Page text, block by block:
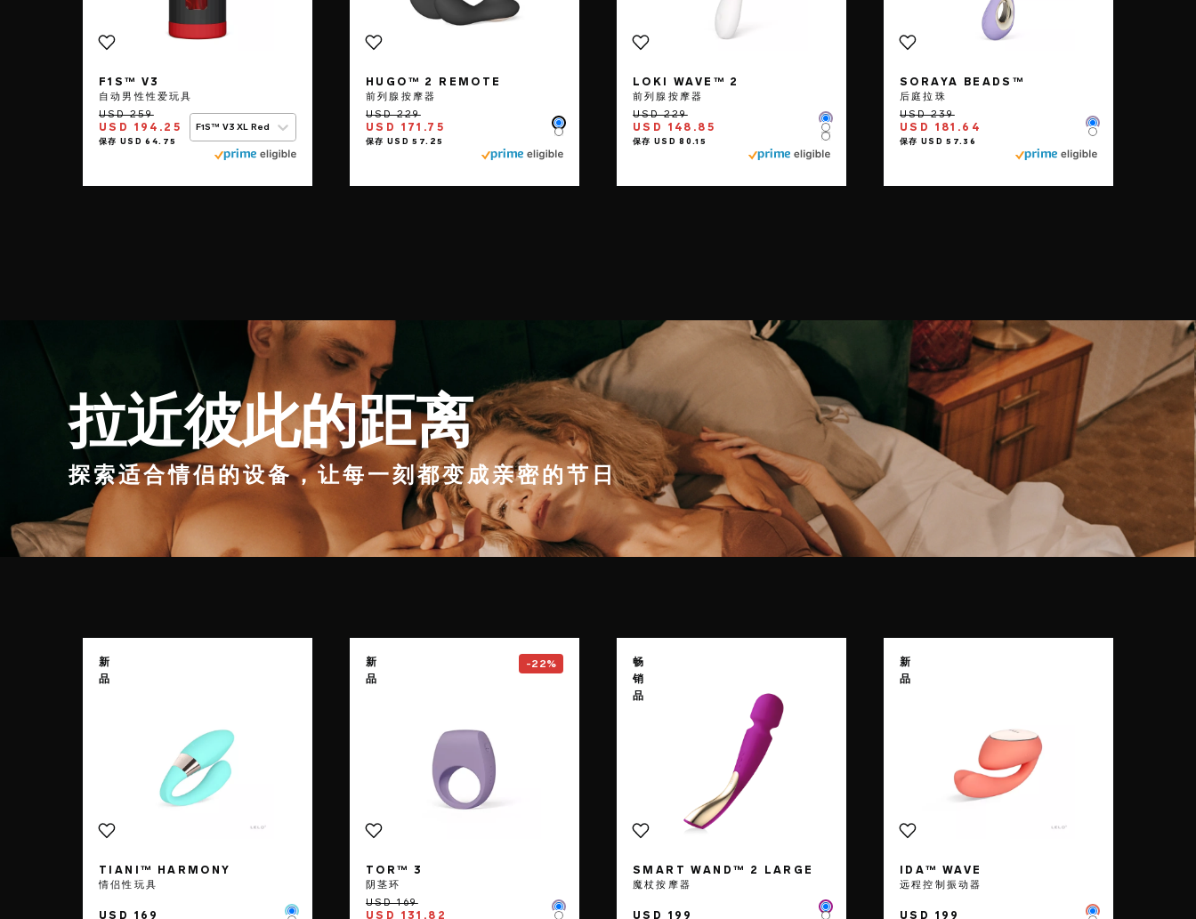
F1S™ V3
自动男性性爱玩具
USD 194.25 F1S™ V3 XL Red
HUGO™ 2 REMOTE
前列腺按摩器
USD 171.75 Color
Color
LOKI WAVE™ 2
前列腺按摩器
USD 148.85 Color
Color
Color
SORAYA BEADS™
后庭拉珠
USD 181.64 Color
Color
拉近彼此的距离
探索适合情侣的设备，让每一刻都变成亲密的节日
新
品
TIANI™ HARMONY
情侣性玩具
USD 169
新
品
-22%
TOR™ 3
阴茎环
USD 131.82 Color
畅
销
品
SMART WAND™ 2 LARGE
魔杖按摩器
USD 199 Color
新
品
IDA™ WAVE
远程控制振动器
USD 199